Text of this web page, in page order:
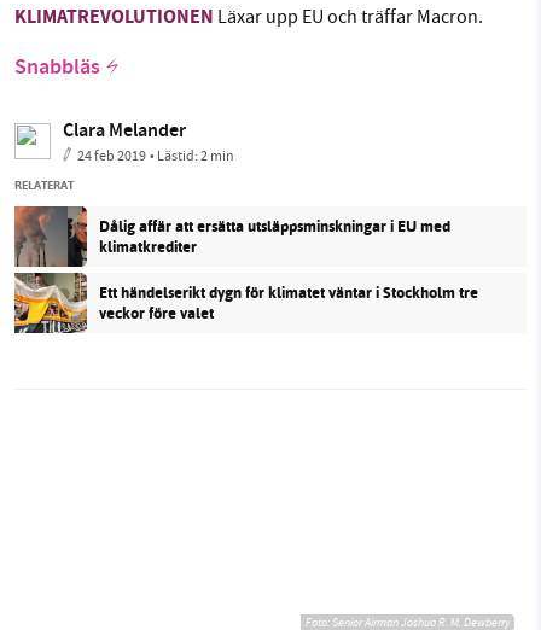
KLIMATREVOLUTIONEN Läxar upp EU och träffar Macron.
Snabbläs
Clara Melander
24 feb 2019• Lästid:2 min
RELATERAT
Dålig affär att ersätta utsläppsminskningar i EU med
klimatkrediter
Ett händelserikt dygn för klimatet väntar i Stockholm tre
veckor före valet
Foto:Senior Airman Joshua R. M. Dewberry